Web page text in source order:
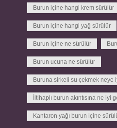
Burun içine hangi krem sürülür
Burun içine hangi yağ sürülür
Burun içine ne sürülür
Burun ucuna ne sürülür
Buruna sirkeli su çekmek neye
İltihaplı burun akıntısına ne iyi
Kantaron yağı burun içine